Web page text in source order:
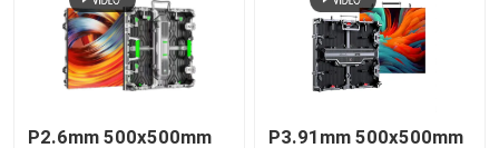
P2.6mm 500x500mm
P3.91mm 500x500mm